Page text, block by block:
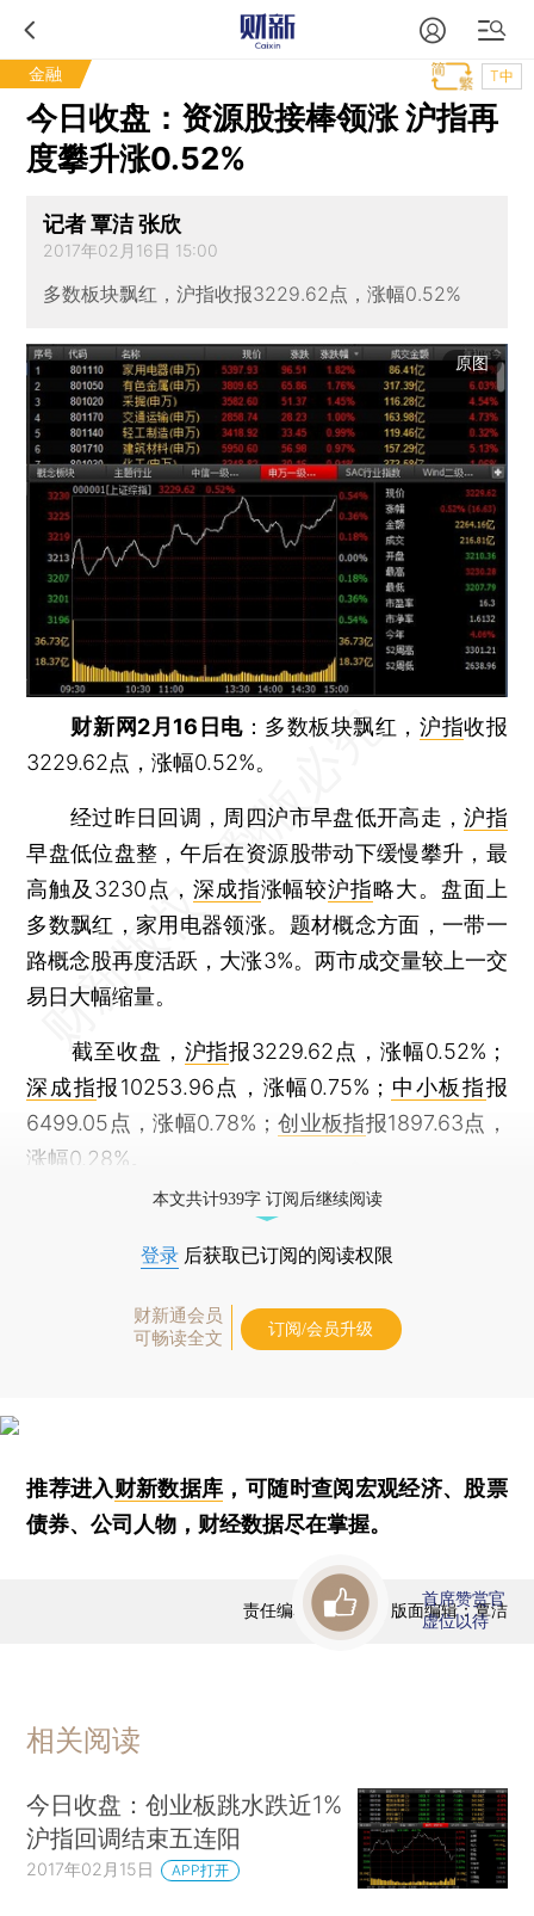
金融 T中
今日收盘：资源股接棒领涨 沪指再
度攀升涨0.52%
记者 覃洁 张欣
2017年02月16日 15:00
多数板块飘红，沪指收报3229.62点，涨幅0.52%
原图
财新网2月16日电：多数板块飘红，沪指收报
3229.62点，涨幅0.52%。
经过昨日回调，周四沪市早盘低开高走，沪指
早盘低位盘整，午后在资源股带动下缓慢攀升，最
高触及3230点， 深成指涨幅较沪指略大。盘面上
多数飘红，家用电器领涨。题材概念方面，一带一
路概念股再度活跃，大涨3%。两市成交量较上一交
易日大幅缩量。
截至收盘， 沪指报3229.62点，涨幅0.52%；
深成指报10253.96点，涨幅0.75%； 中小板指报
6499.05点，涨幅0.78%；创业板指报1897.63点，
涨幅0.28%。
本文共计939字 订阅后继续阅读
登录 后获取已订阅的阅读权限
财新通会员
可畅读全文
订阅/会员升级
推荐进入财新数据库 ，可随时查阅宏观经济、股票
债券、公司人物，财经数据尽在掌握。
责任编辑：曹文姣 | 版面编辑：覃洁
首席赞赏官
虚位以待
相关阅读
今日收盘：创业板跳水跌近1%
沪指回调结束五连阳
2017年02月15日 APP打开